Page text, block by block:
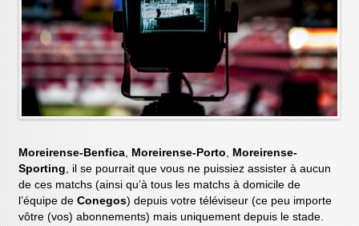
Moreirense-Benfica, Moreirense-Porto, Moreirense-
Sporting, il se pourrait que vous ne puissiez assister à aucun
de ces matchs (ainsi qu’à tous les matchs à domicile de
l’équipe deConegos) depuis votre téléviseur (ce peu importe
vôtre (vos) abonnements) mais uniquement depuis le stade.